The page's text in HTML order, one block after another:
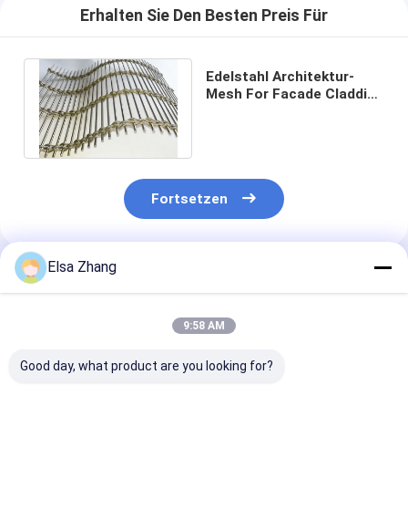
Erhalten Sie Den Besten Preis Für
Edelstahl Architektur-
Mesh For Facade Cladding
Fortsetzen
Empfohlene Produkte
Elsa Zhang
9:58 AM
Good day, what product are you looking for?